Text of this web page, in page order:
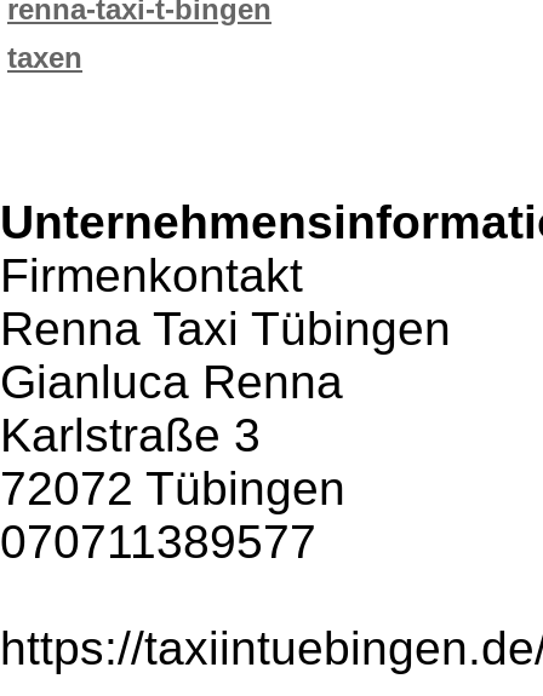
renna-taxi-t-bingen
taxen
Firmenkontakt
Renna Taxi Tübingen
Gianluca Renna
Karlstraße 3
72072 Tübingen
070711389577
https://